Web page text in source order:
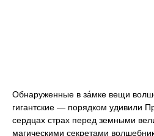
Обнаруженные в за́мке вещи
гигантские — порядком удивили
сердцах страх перед земными
магическими секретами